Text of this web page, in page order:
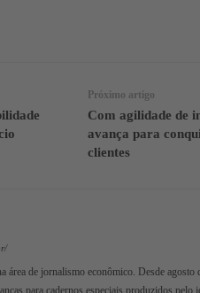
Próximo artigo
Com agilidade de
avança para
clientes
área de jornalismo econômico. Desde
para cadernos especiais produzidos